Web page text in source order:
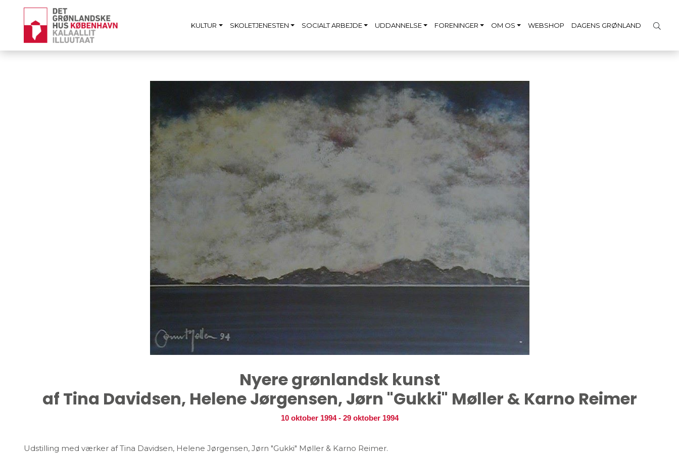
KULTUR SKOLETJENESTEN SOCIALT ARBEJDE UDDANNELSE FORENINGER OM OS WEBSHOP DAGENS GRØNLAND
Nyere grønlandsk kunst
af Tina Davidsen, Helene Jørgensen, Jørn "Gukki" Møller & Karno Reimer
10 oktober 1994-29 oktober 1994
Udstilling med værker af Tina Davidsen, Helene Jørgensen, Jørn "Gukki" Møller & Karno Reimer.